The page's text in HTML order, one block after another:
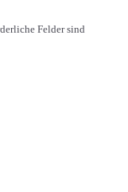
Felder sind